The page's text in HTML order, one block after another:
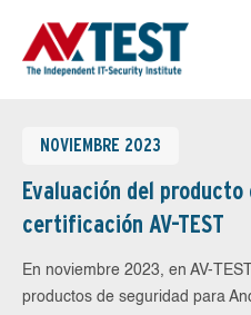
NOVIEMBRE 2023
Evaluación del
certificación AV-TEST
En noviembre 2023, en AV-
productos de seguridad para